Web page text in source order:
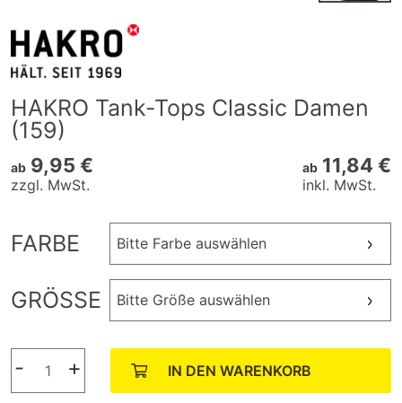
HAKRO Tank-Tops Classic Damen
(159)
ab 9,95 €
zzgl. MwSt.
ab 11,84 €
inkl. MwSt.
FARBE Bitte Farbe auswählen
GRÖSSE Bitte Größe auswählen
- + IN DEN WARENKORB